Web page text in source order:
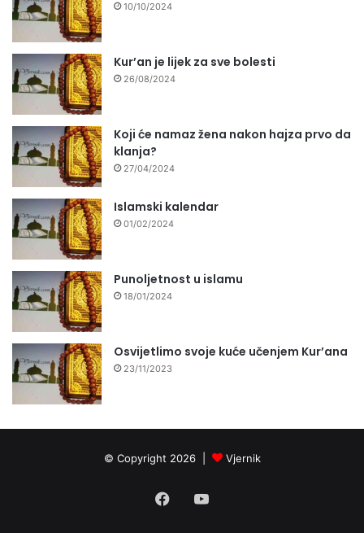
10/10/2024
Kur’an je lijek za sve bolesti
26/08/2024
Koji će namaz žena nakon hajza prvo da
klanja?
27/04/2024
Islamski kalendar
01/02/2024
Punoljetnost u islamu
18/01/2024
Osvijetlimo svoje kuće učenjem Kur’ana
23/11/2023
© Copyright 2026 | Vjernik
FacebookYouTube